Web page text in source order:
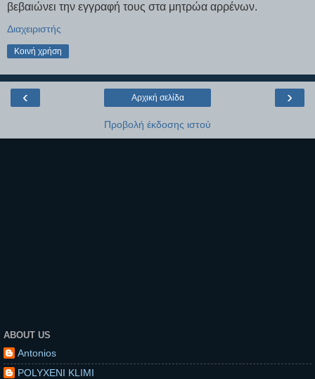
βεβαιώνει την εγγραφή τους στα μητρώα αρρένων.
Διαχειριστής
Κοινή χρήση
‹ ›
Αρχική σελίδα
Προβολή έκδοσης ιστού
ABOUT US
Antonios
POLYXENI KLIMI